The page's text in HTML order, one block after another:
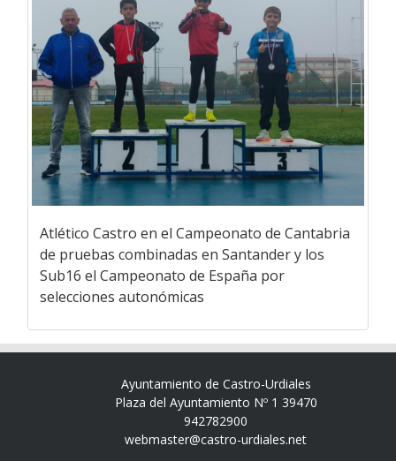
Atlético Castro en el Campeonato de Cantabria
de pruebas combinadas en Santander y los
Sub16 el Campeonato de España por
selecciones autonómicas
Ayuntamiento de Castro-Urdiales
Plaza del Ayuntamiento Nº 1 39470
942782900
webmaster@castro-urdiales.net